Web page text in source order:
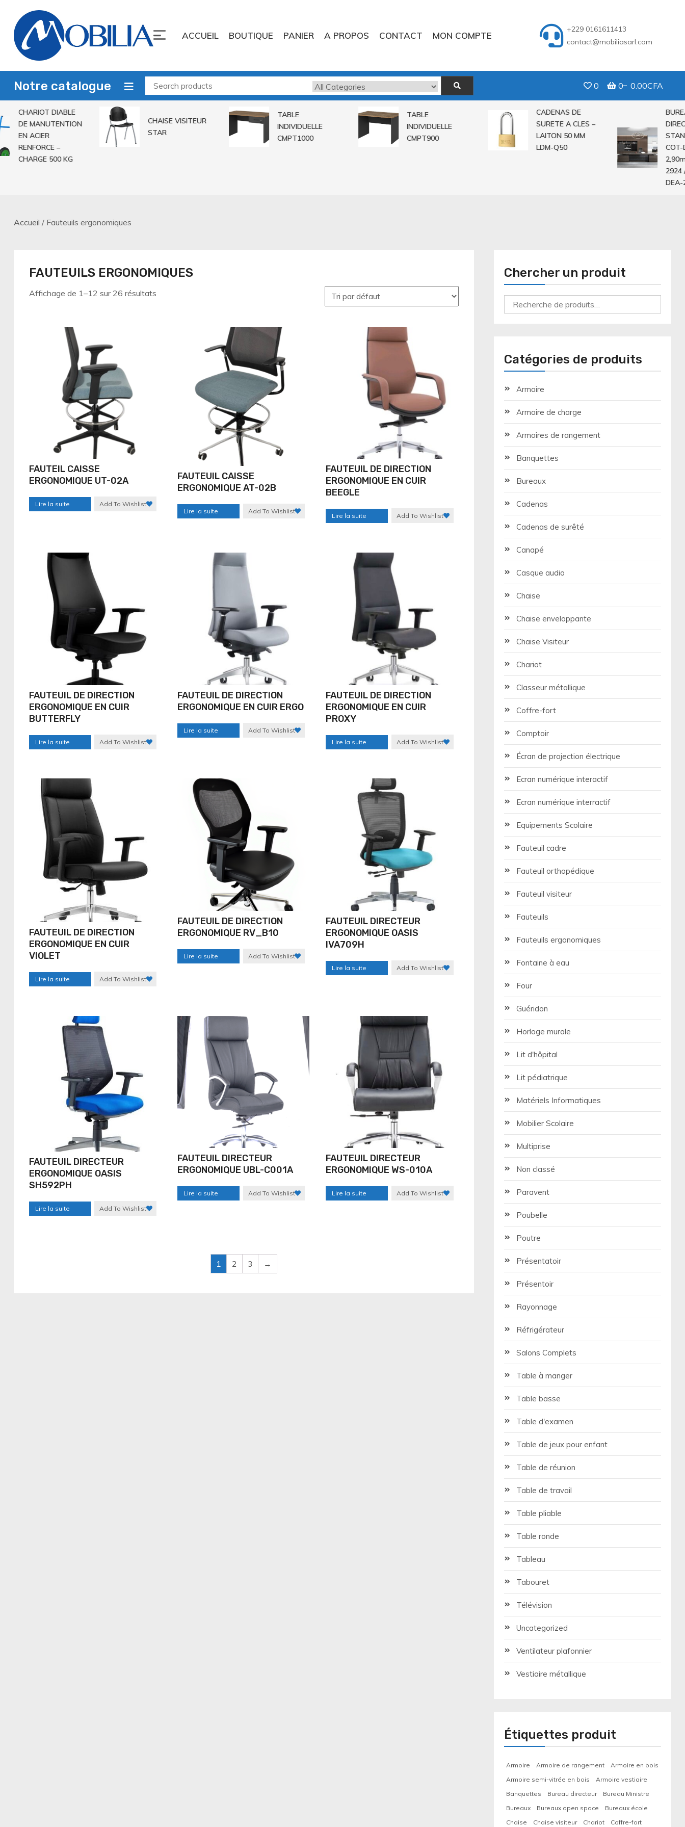
content
Mobilia Sarl
ACCUEIL BOUTIQUE PANIER A PROPOS CONTACT MON COMPTE
+229 0161611413
contact@mobiliasarl.com
Notre catalogue 0 0 0.00CFA
CHARIOT DIABLE
DE MANUTENTION
EN ACIER
RENFORCE –
CHARGE 500 KG
CHAISE VISITEUR
STAR
TABLE
INDIVIDUELLE
CMPT1000
TABLE
INDIVIDUELLE
CMPT900
CADENAS DE
SURETE A CLES –
LAITON 50 MM
LDM-Q50
BUREAU
COT-
2,90m
2924 /
DEA-
Accueil / Fauteuils ergonomiques
FAUTEUILS ERGONOMIQUES
Affichage de 1–12 sur 26 résultats
FAUTEIL CAISSE
ERGONOMIQUE UT-02A
Lire la suite Add To Wishlist
FAUTEUIL CAISSE
ERGONOMIQUE AT-02B
Lire la suite Add To Wishlist
FAUTEUIL DE DIRECTION
ERGONOMIQUE EN CUIR
BEEGLE
Lire la suite Add To Wishlist
FAUTEUIL DE DIRECTION
ERGONOMIQUE EN CUIR
BUTTERFLY
Lire la suite Add To Wishlist
FAUTEUIL DE DIRECTION
ERGONOMIQUE EN CUIR ERGO
Lire la suite Add To Wishlist
FAUTEUIL DE DIRECTION
ERGONOMIQUE EN CUIR
PROXY
Lire la suite Add To Wishlist
FAUTEUIL DE DIRECTION
ERGONOMIQUE EN CUIR
VIOLET
Lire la suite Add To Wishlist
FAUTEUIL DE DIRECTION
ERGONOMIQUE RV_B10
Lire la suite Add To Wishlist
FAUTEUIL DIRECTEUR
ERGONOMIQUE OASIS
IVA709H
Lire la suite Add To Wishlist
FAUTEUIL DIRECTEUR
ERGONOMIQUE OASIS
SH592PH
Lire la suite Add To Wishlist
FAUTEUIL DIRECTEUR
ERGONOMIQUE UBL-C001A
Lire la suite Add To Wishlist
FAUTEUIL DIRECTEUR
ERGONOMIQUE WS-010A
Lire la suite Add To Wishlist
1 2 3 →
Chercher un produit
Recherche
pour :
Catégories de produits
Armoire
Armoire de charge
Armoires de rangement
Banquettes
Bureaux
Cadenas
Cadenas de surêté
Canapé
Casque audio
Chaise
Chaise enveloppante
Chaise Visiteur
Chariot
Classeur métallique
Coffre-fort
Comptoir
Écran de projection électrique
Ecran numérique interactif
Ecran numérique interractif
Equipements Scolaire
Fauteuil cadre
Fauteuil orthopédique
Fauteuil visiteur
Fauteuils
Fauteuils ergonomiques
Fontaine à eau
Four
Guéridon
Horloge murale
Lit d'hôpital
Lit pédiatrique
Matériels Informatiques
Mobilier Scolaire
Multiprise
Non classé
Paravent
Poubelle
Poutre
Présentatoir
Présentoir
Rayonnage
Réfrigérateur
Salons Complets
Table à manger
Table basse
Table d'examen
Table de jeux pour enfant
Table de réunion
Table de travail
Table pliable
Table ronde
Tableau
Tabouret
Télévision
Uncategorized
Ventilateur plafonnier
Vestiaire métallique
Étiquettes produit
Armoire Armoire de rangement
Armoire en bois
Armoire semi-vitrée en bois
Armoire vestiaire
Banquettes
Bureau directeur
Bureau Ministre
Bureaux
Bureaux open space
Bureaux école
Chaise
Chaise visiteur Chariot Coffre-fort